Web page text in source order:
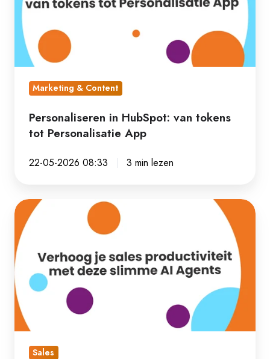
tokens
tot
Personalisatie
App
Marketing & Content
Personaliseren in HubSpot: van tokens
tot Personalisatie App
22-05-2026 08:33 3 min lezen
Verhoog
sales
productiviteit
met
deze
slimme
AI
Agents
Sales